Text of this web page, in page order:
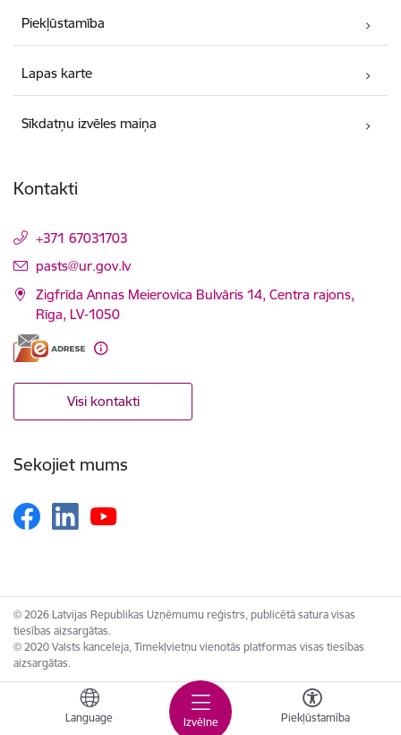
Izvēlne
Language Piekļūstamība
Piekļūstamība
Lapas karte
Sīkdatņu izvēles maiņa
Kontakti
+371 67031703
E-pasts:
pasts@ur.gov.lv
Zigfrīda Annas Meierovica Bulvāris 14, Centra rajons,
Rīga, LV-1050
Visi kontakti
Sekojiet mums
© 2026 Latvijas Republikas Uzņēmumu reģistrs, publicētā satura visas
tiesības aizsargātas.
© 2020 Valsts kanceleja, Tīmekļvietņu vienotās platformas visas tiesības
aizsargātas.